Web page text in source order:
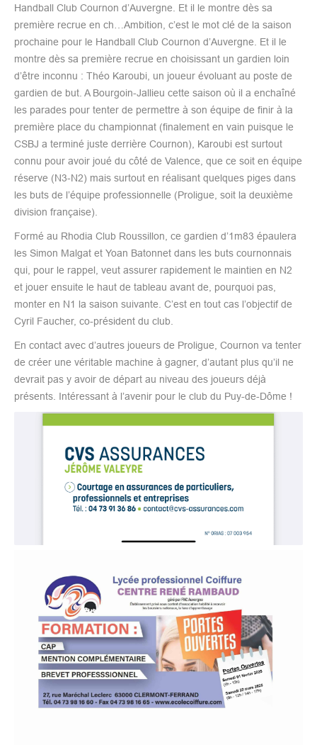
Handball Club Cournon d’Auvergne. Et il le montre dès sa
première recrue en ch…Ambition, c’est le mot clé de la saison
prochaine pour le Handball Club Cournon d’Auvergne. Et il le
montre dès sa première recrue en choisissant un gardien loin
d’être inconnu : Théo Karoubi, un joueur évoluant au poste de
gardien de but. A Bourgoin-Jallieu cette saison où il a enchaîné
les parades pour tenter de permettre à son équipe de finir à la
première place du championnat (finalement en vain puisque le
CSBJ a terminé juste derrière Cournon), Karoubi est surtout
connu pour avoir joué du côté de Valence, que ce soit en équipe
réserve (N3-N2) mais surtout en réalisant quelques piges dans
les buts de l’équipe professionnelle (Proligue, soit la deuxième
division française).
Formé au Rhodia Club Roussillon, ce gardien d’1m83 épaulera
les Simon Malgat et Yoan Batonnet dans les buts cournonnais
qui, pour le rappel, veut assurer rapidement le maintien en N2
et jouer ensuite le haut de tableau avant de, pourquoi pas,
monter en N1 la saison suivante. C’est en tout cas l’objectif de
Cyril Faucher, co-président du club.
En contact avec d’autres joueurs de Proligue, Cournon va tenter
de créer une véritable machine à gagner, d’autant plus qu’il ne
devrait pas y avoir de départ au niveau des joueurs déjà
présents. Intéressant à l’avenir pour le club du Puy-de-Dôme !